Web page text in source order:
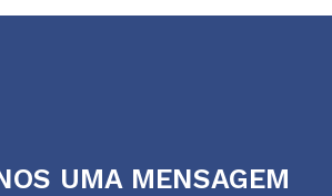
UMA MENSAGEM